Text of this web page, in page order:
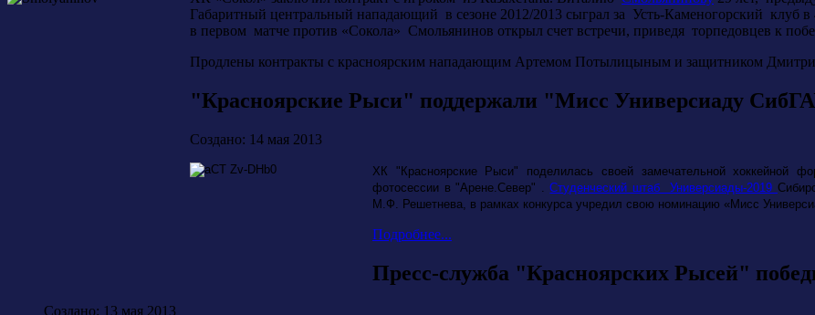
Габаритный центральный нападающий в сезоне 2012/2013 сыграл за Усть-Каменогорский клуб в
в первом матче против «Сокола» Смольянинов открыл счет встречи, приведя торпедовцев к
Продлены контракты с красноярским нападающим Артемом Потылицыным и защитником
"Красноярские Рыси" поддержали "Мисс Универсиаду
Создано: 14 мая 2013
ХК "Красноярские Рыси" поделилась своей замечательной хоккейной
фотосессии в "Арене.Север"
.Студенческий штаб Универсиады-2019
М.Ф. Решетнева, в рамках конкурса учредил свою номинацию «Мисс
Подробнее...
Пресс-служба "Красноярских Рысей"
Создано: 13 мая 2013